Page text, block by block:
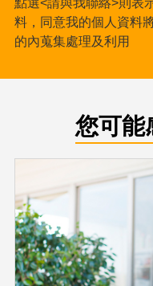
點選<請與我聯絡>則表
料，同意我的個人資料
的內蒐集處理及利用
您可能